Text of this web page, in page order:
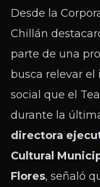
Desde la
Chillán
parte de una
busca relevar
social que el
durante la
directora
Cultural
Flores, señaló